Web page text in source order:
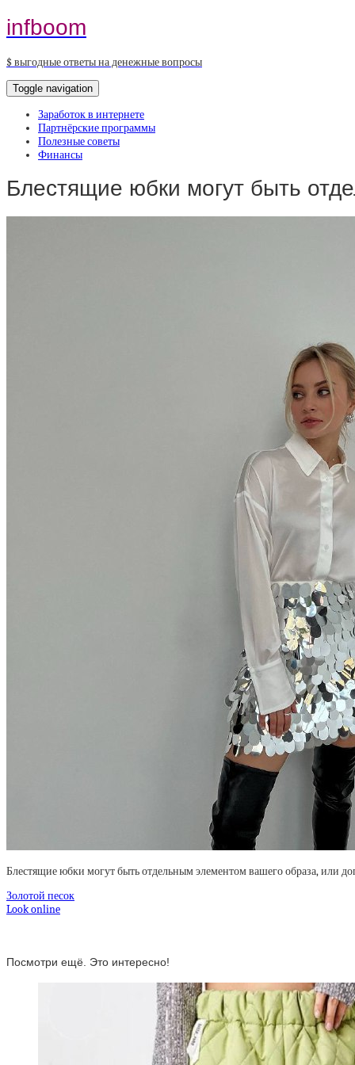
infboom
$ выгодные ответы на денежные вопросы
Toggle navigation
Заработок в интернете
Партнёрские программы
Полезные советы
Финансы
Блестящие юбки могут быть
Блестящие юбки могут быть отдельным элементом вашего образа, или
Золотой песок
Look online
Посмотри ещё. Это интересно!